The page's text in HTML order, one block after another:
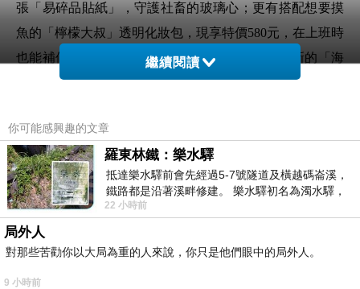
張「易碎品貼紙」，守護社畜的玻璃心；更有搭配想要摸
魚的「檸檬大叔」透明化妝包，現享特價580元，在上班時
也能補個妝、塗個護唇膏，忙裡偷閒幾分鐘。全新的「海
鹽檸檬磚」與週邊組合，以及「NEW社畜上班族」系列，
4F門市販售；「檸檬大叔」也到士林萌虎3D廣告牆，帶來
全新限時檸檬大叔家族動畫，7月起到8月15日期間，來打
卡拍照，認識全新2023年檸檬大叔家族新成員「鹽仔」。
繼續閱讀
你可能感興趣的文章
羅東林鐵：樂水驛
抵達樂水驛前會先經過5-7號隧道及橫越碼崙溪，
鐵路都是沿著溪畔修建。 樂水驛初名為濁水驛，
但因與臺鐵集集線車站同名，於1953
22 小時前
局外人
對那些苦勸你以大局為重的人來說，你只是他們眼中的局外人。
9 小時前